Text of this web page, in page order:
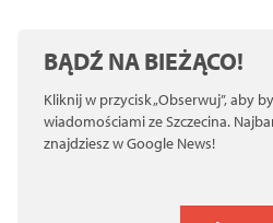
BĄDŹ NA BIEŻĄCO!
Kliknij w przycisk „Obserwuj”, aby
wiadomościami ze Szczecina.
znajdziesz w Google News!